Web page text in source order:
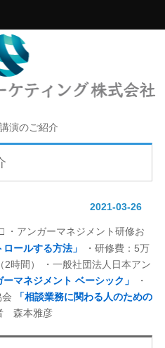
演のご紹介
2021-03-26
・アンガーマネジメント研修お
ールする方法」
・研修費：5万
2時間） ・一般社団法人日本アン
ーマネジメント ベーシック」
・
「相談業務に関わる人のための
森本雅彦